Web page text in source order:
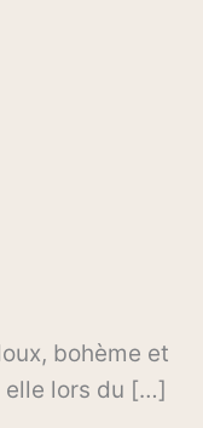
bohème et
elle lors du […]